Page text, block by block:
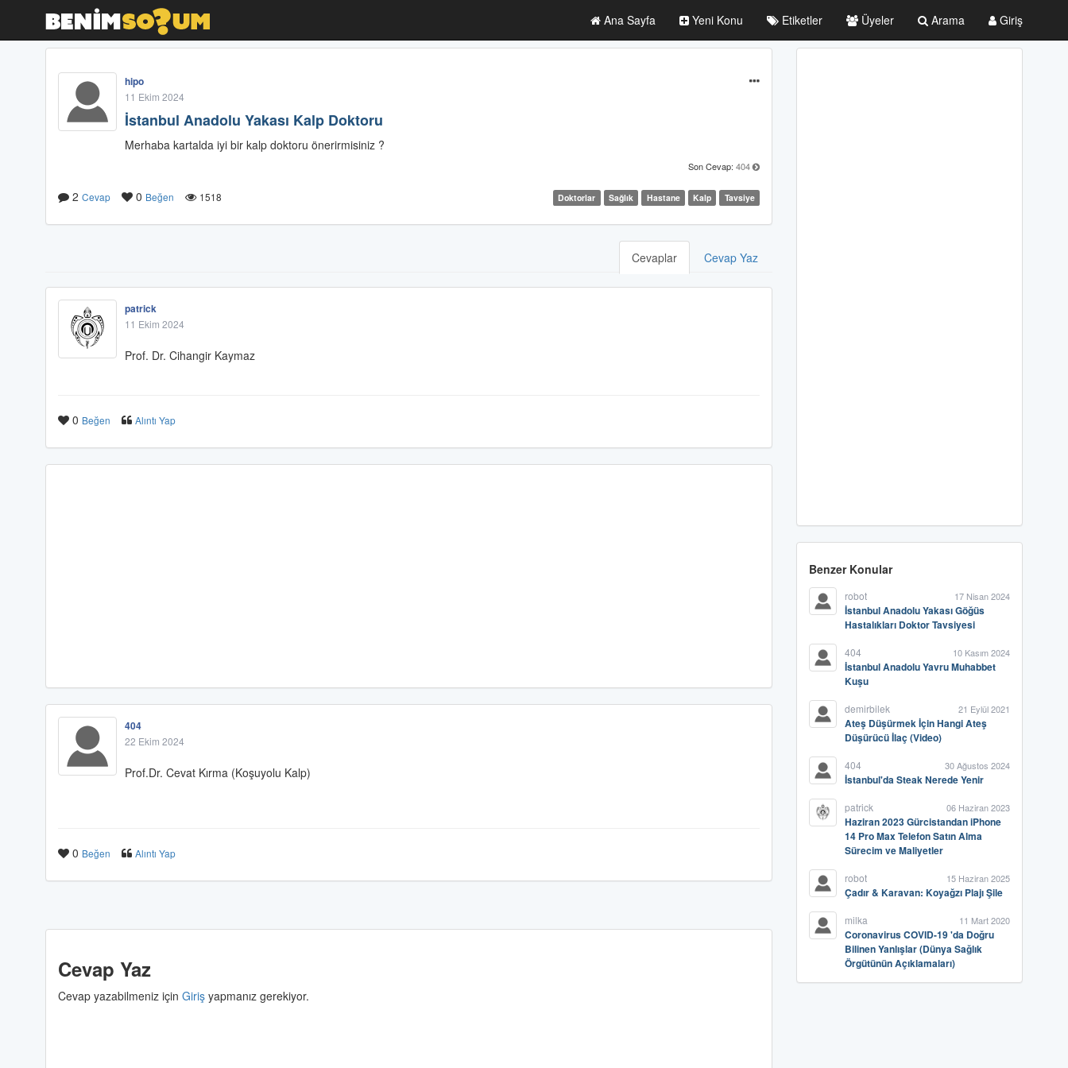
Ana Sayfa Yeni Konu Etiketler Üyeler Arama Giriş
hipo
11 Ekim 2024
İstanbul Anadolu Yakası Kalp Doktoru
Merhaba kartalda iyi bir kalp doktoru önerirmisiniz ?
Son Cevap: 404
2 Cevap 0 Beğen 1518 Doktorlar Sağlık Hastane Kalp Tavsiye
Cevaplar Cevap Yaz
patrick
11 Ekim 2024
Prof. Dr. Cihangir Kaymaz
0 Beğen Alıntı Yap
404
22 Ekim 2024
Prof.Dr. Cevat Kırma (Koşuyolu Kalp)
0 Beğen Alıntı Yap
Cevap Yaz
Cevap yazabilmeniz için Giriş yapmanız gerekiyor.
Benzer Konular
robot 17 Nisan 2024
İstanbul Anadolu Yakası Göğüs
Hastalıkları Doktor Tavsiyesi
404 10 Kasım 2024
İstanbul Anadolu Yavru Muhabbet
Kuşu
demirbilek 21 Eylül 2021
Ateş Düşürmek İçin Hangi Ateş
Düşürücü İlaç (Video)
404 30 Ağustos 2024
İstanbul'da Steak Nerede Yenir
patrick 06 Haziran 2023
Haziran 2023 Gürcistandan iPhone
14 Pro Max Telefon Satın Alma
Sürecim ve Maliyetler
robot 15 Haziran 2025
Çadır & Karavan: Koyağzı Plajı Şile
milka 11 Mart 2020
Coronavirus COVID-19 'da Doğru
Bilinen Yanlışlar (Dünya Sağlık
Örgütünün Açıklamaları)